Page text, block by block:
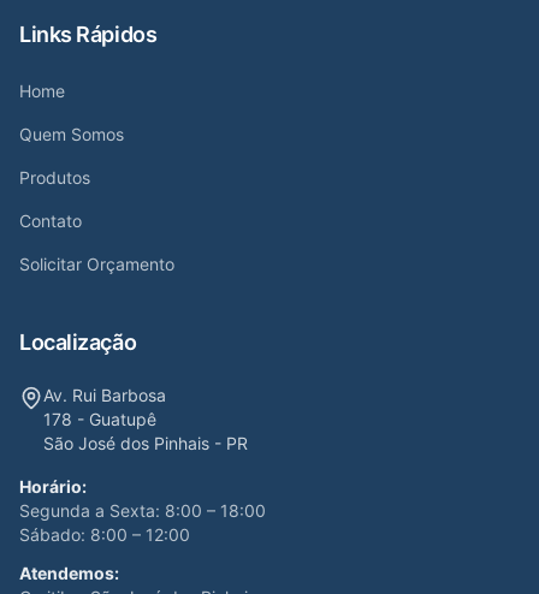
Links Rápidos
Home
Quem Somos
Produtos
Contato
Solicitar Orçamento
Localização
Av. Rui Barbosa
178 - Guatupê
São José dos Pinhais - PR
Horário:
Segunda a Sexta: 8:00 – 18:00
Sábado: 8:00 – 12:00
Atendemos: